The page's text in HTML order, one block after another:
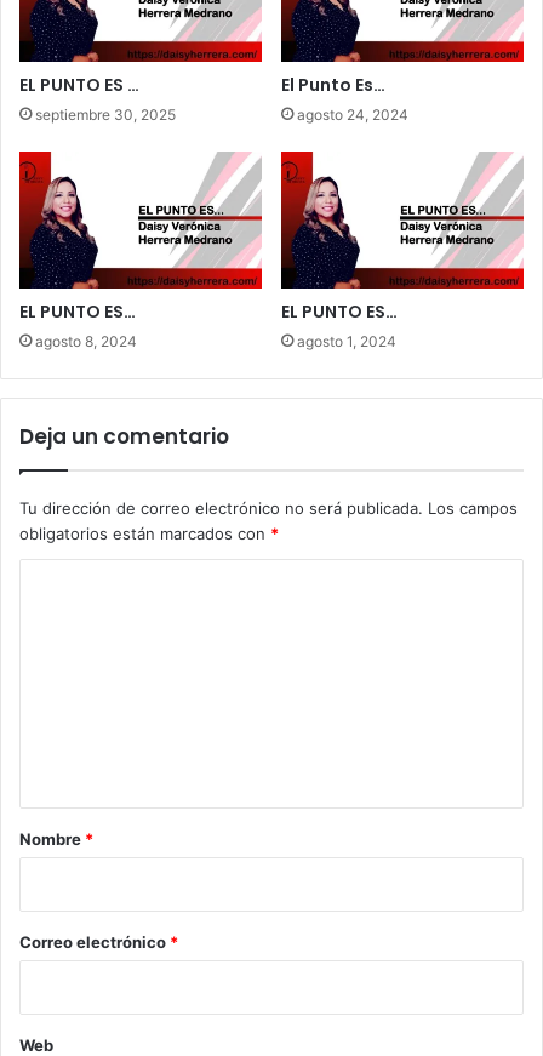
EL PUNTO ES …
septiembre 30, 2025
El Punto Es…
agosto 24, 2024
EL PUNTO ES…
agosto 8, 2024
EL PUNTO ES…
agosto 1, 2024
Deja un comentario
Tu dirección de correo electrónico no será publicada. Los campos
obligatorios están marcados con *
r
*
Nombre *
Correo electrónico *
Web